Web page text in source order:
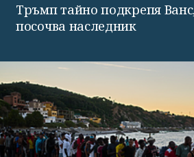
Тръмп тайно подкрепя
посочва наследник